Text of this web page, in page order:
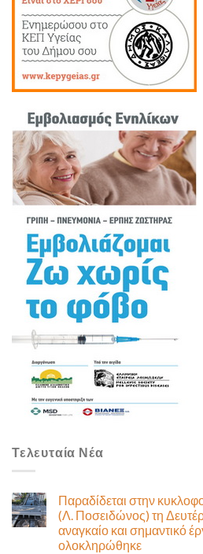
Τελευταία Νέα
Παραδίδεται στην
(Λ. Ποσειδώνος) τη
αναγκαίο και σημαντικό
ολοκληρώθηκε